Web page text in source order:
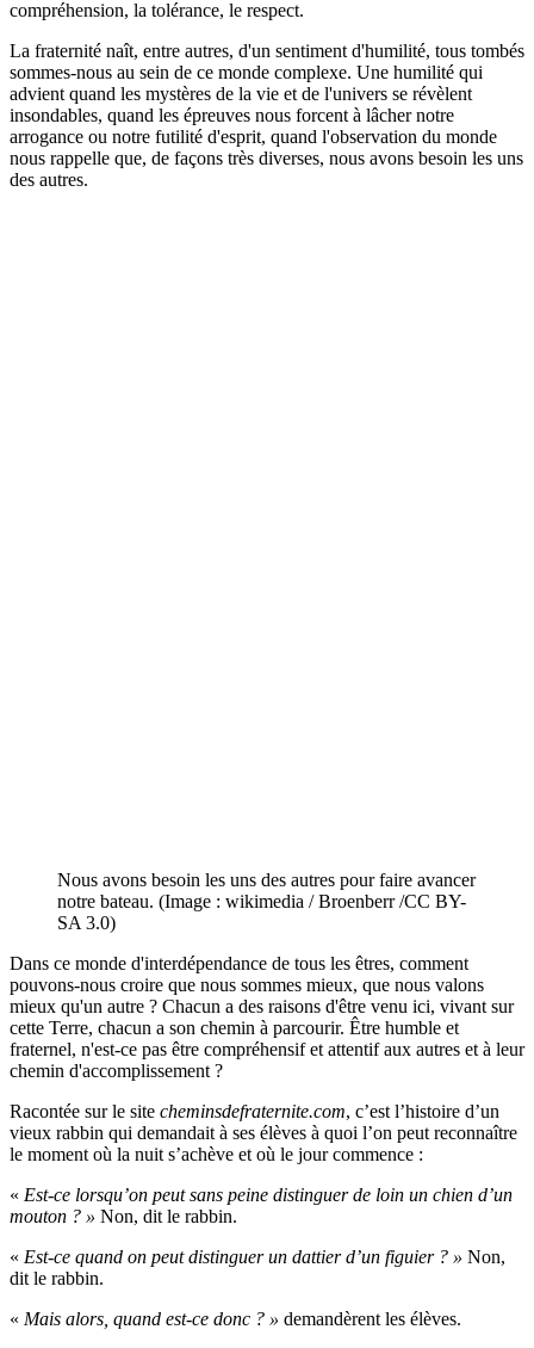
compréhension, la tolérance, le respect.
La fraternité naît, entre autres, d'un sentiment d'humilité, tous tombés
sommes-nous au sein de ce monde complexe. Une humilité qui
advient quand les mystères de la vie et de l'univers se révèlent
insondables, quand les épreuves nous forcent à lâcher notre
arrogance ou notre futilité d'esprit, quand l'observation du monde
nous rappelle que, de façons très diverses, nous avons besoin les uns
des autres.
Nous avons besoin les uns des autres pour faire avancer
notre bateau. (Image : wikimedia / Broenberr /CC BY-
SA 3.0)
Dans ce monde d'interdépendance de tous les êtres, comment
pouvons-nous croire que nous sommes mieux, que nous valons
mieux qu'un autre ? Chacun a des raisons d'être venu ici, vivant sur
cette Terre, chacun a son chemin à parcourir. Être humble et
fraternel, n'est-ce pas être compréhensif et attentif aux autres et à leur
chemin d'accomplissement ?
Racontée sur le site cheminsdefraternite.com, c’est l’histoire d’un
vieux rabbin qui demandait à ses élèves à quoi l’on peut reconnaître
le moment où la nuit s’achève et où le jour commence :
« Est-ce lorsqu’on peut sans peine distinguer de loin un chien d’un
mouton ? » Non, dit le rabbin.
« Est-ce quand on peut distinguer un dattier d’un figuier ? » Non,
dit le rabbin.
« Mais alors, quand est-ce donc ? » demandèrent les élèves.